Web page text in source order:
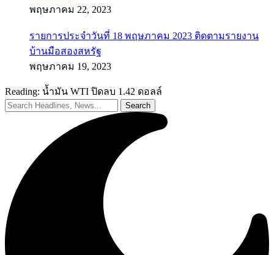
พฤษภาคม 22, 2023
รายการประจำวันที่ 18 พฤษภาคม 2023 ติดตามรายงาน
บ้านมือสองสหรัฐ
พฤษภาคม 19, 2023
Reading: น้ำมัน WTI ปิดลบ 1.42 ดอลล์